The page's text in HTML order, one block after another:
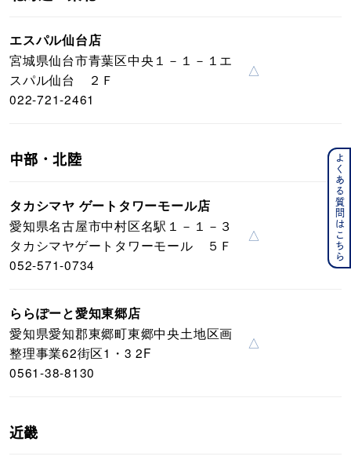
エスパル仙台店
宮城県仙台市青葉区中央１－１－１エ
スパル仙台 ２Ｆ
022-721-2461
△
中部・北陸
タカシマヤ ゲートタワーモール店
愛知県名古屋市中村区名駅１－１－３
タカシマヤゲートタワーモール ５Ｆ
052-571-0734
△
ららぽーと愛知東郷店
愛知県愛知郡東郷町東郷中央土地区画
整理事業62街区1・3 2F
0561-38-8130
△
近畿
よくある質問はこちら